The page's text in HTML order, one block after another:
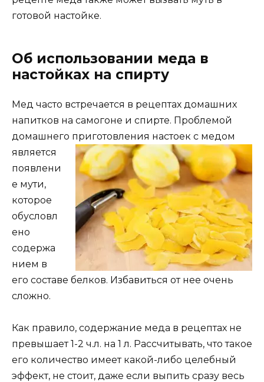
готовой настойке.
Об использовании меда в
настойках на спирту
Мед часто встречается в рецептах домашних
напитков на самогоне и спирте. Проблемой
домашнего приготовления настоек с медом
является
появлени
е мути,
которое
обусловл
ено
содержа
нием в
его составе белков. Избавиться от нее очень
сложно.
Как правило, содержание меда в рецептах не
превышает 1-2 ч.л. на 1 л. Рассчитывать, что такое
его количество имеет какой-либо целебный
эффект, не стоит, даже если выпить сразу весь